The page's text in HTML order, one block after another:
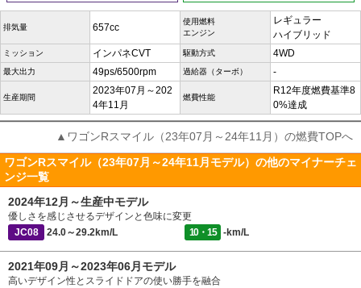
排気量 657cc
使用燃料
エンジン
レギュラー
ハイブリッド
ミッション インパネCVT 駆動方式 4WD
最大出力 49ps/6500rpm 過給器（ターボ） -
生産期間
2023年07月～202
4年11月
燃費性能
R12年度燃費基準8
0%達成
▲ワゴンRスマイル（23年07月～24年11月）の燃費TOPへ
ワゴンRスマイル（23年07月～24年11月モデル）の他のマイナーチェ
ンジ一覧
2024年12月～生産中モデル
優しさを感じさせるデザインと色味に変更
JC08
24.0～29.2km/L 10・15 -km/L
2021年09月～2023年06月モデル
高いデザイン性とスライドドアの使い勝手を融合